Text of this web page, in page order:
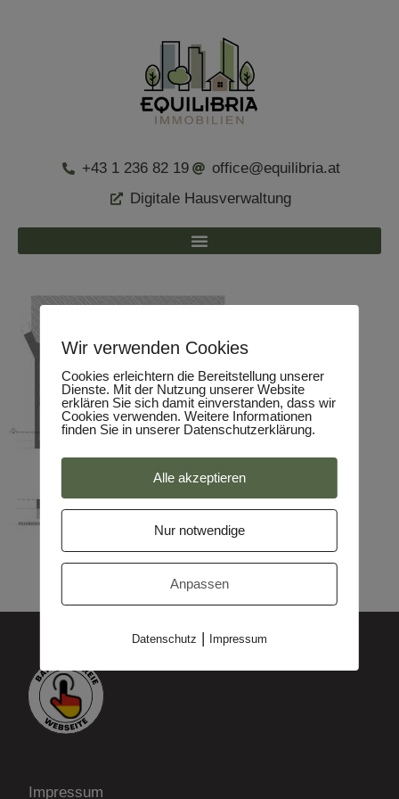
+43 1 236 82 19
office@equilibria.at
Digitale Hausverwaltung
Impressum
Wir verwenden Cookies
Cookies erleichtern die Bereitstellung unserer
Dienste. Mit der Nutzung unserer Website
erklären Sie sich damit einverstanden, dass wir
Cookies verwenden. Weitere Informationen
finden Sie in unserer Datenschutzerklärung.
Alle akzeptieren
Nur notwendige
Anpassen
Datenschutz | Impressum